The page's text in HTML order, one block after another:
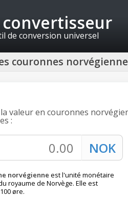
convertisseur
de conversion universel
couronnes
la valeur en couronnes
:
norvégienne est l'unité monétaire
royaume de Norvège. Elle est
øre.